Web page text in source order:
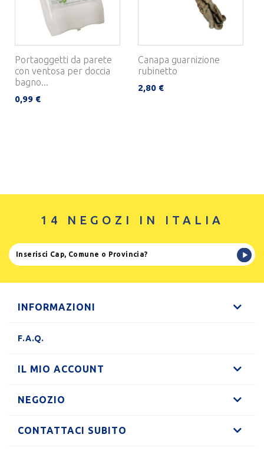
Portaoggetti da parete
con ventosa per doccia
bagno...
0,99 €
Canapa guarnizione
rubinetto
2,80 €
14 NEGOZI IN ITALIA
INFORMAZIONI
F.A.Q.
IL MIO ACCOUNT
NEGOZIO
CONTATTACI SUBITO